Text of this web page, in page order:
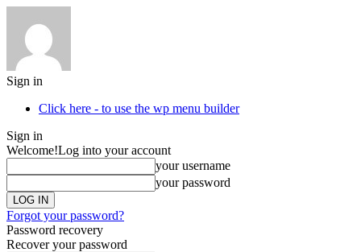
Sign in
Click here - to use the wp menu builder
Sign in
Welcome!Log into your account
your username
your password
Forgot your password?
Password recovery
Recover your password